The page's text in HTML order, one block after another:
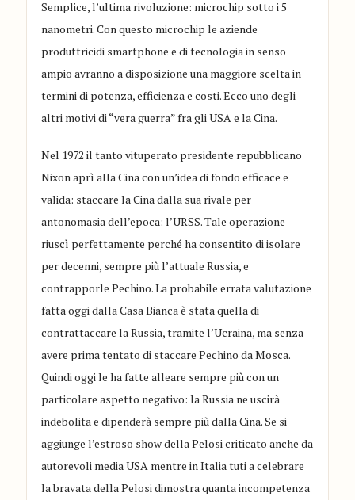
Semplice, l’ultima rivoluzione: microchip sotto i 5
nanometri.Con questo microchiple aziende
produttricidi smartphone e di tecnologia in senso
ampio avranno a disposizioneuna maggiore scelta in
termini di potenza, efficienza e costi.Ecco uno degli
altri motivi di“vera guerra” fragliUSA elaCina.
Nel 1972 il tanto vituperato presidente repubblicano
Nixon aprì alla Cina con un’idea di fondo efficace e
valida: staccare la Cina dalla sua rivale per
antonomasia dell’epoca: l’URSS. Tale operazione
riuscì perfettamente perché ha consentito di isolare
per decenni, sempre più l’attuale Russia, e
contrapporle Pechino. La probabile errata valutazione
fattaoggidalla Casa Bianca è stata quella di
contrattaccarela Russia, tramite l’Ucraina, ma senza
avere prima tentato di staccare Pechino da Mosca.
Quindi oggi le ha fatte alleare sempre più con un
particolare aspetto negativo: la Russia ne uscirà
indebolita e dipenderà sempre più dalla Cina.Se si
aggiunge l’estroso show della Pelosi criticato anche da
autorevoli media USA mentre in Italia tuti a celebrare
la bravata della Pelosi dimostra quanta incompetenza